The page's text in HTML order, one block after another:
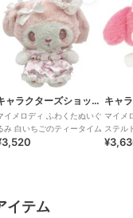
キャラクターズショップ ラフラフ
イメロディ ふわくたぬいぐ
み 白いちごのティータイム
マイメ
ステル
イテム